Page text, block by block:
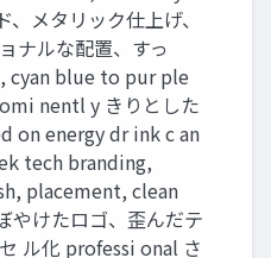
メタリック仕上げ、
ナルな配置、すっ
cyan blue to pur ple
nentl y きりとした
on energy dr ink c an
tech branding,
placement, clean
けたロゴ、歪んだテ
ル化 professi onal さ